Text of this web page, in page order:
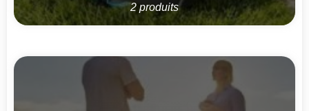
2 produits